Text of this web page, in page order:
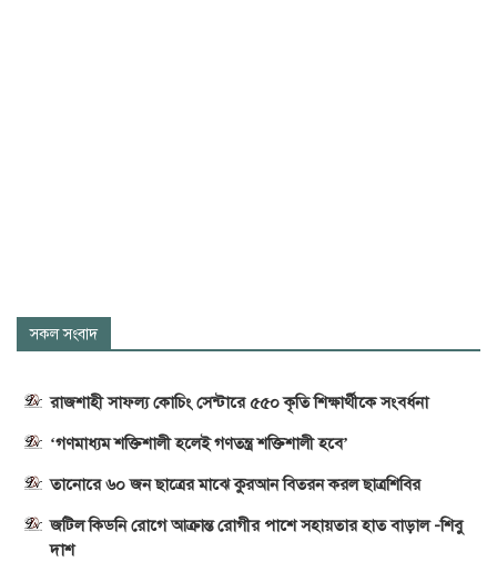
সকল সংবাদ
রাজশাহী সাফল্য কোচিং সেন্টারে ৫৫০ কৃতি শিক্ষার্থীকে সংবর্ধনা
‘গণমাধ্যম শক্তিশালী হলেই গণতন্ত্র শক্তিশালী হবে’
তানোরে ৬০ জন ছাত্রের মাঝে কুরআন বিতরন করল ছাত্রশিবির
জটিল কিডনি রোগে আক্রান্ত রোগীর পাশে সহায়তার হাত বাড়াল -শিবু
দাশ